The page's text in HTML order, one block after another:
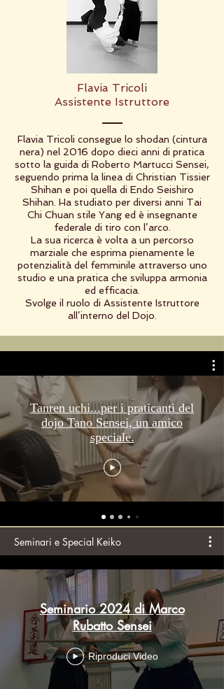
Flavia Tricoli
Assistente Istruttore
Flavia Tricoli consegue lo shodan (cintura
nera) nel 2016 dopo dieci anni di pratica
sotto la guida di Roberto Martucci Sensei,
seguendo prima la linea di Christian Tissier
Shihan e poi quella di Endo Seishiro
Shihan. Ha studiato per diversi anni Tai
Chi Chuan stile Yang ed è insegnante
federale di tiro con l’arco.
La sua ricerca è volta a un percorso
marziale che esprima pienamente le
potenzialità del femminile attraverso uno
studio e una pratica che sviluppa armonia
ed efficacia.
Svolge il ruolo di Assistente Istruttore
all’interno del Dojo.
Tanren uchi...per i praticanti del
dojo Tano Sensei, un amico
speciale.
Seminari e Special Keiko
Seminario 2024 di Marco
Rubatto Sensei
Riproduci Video